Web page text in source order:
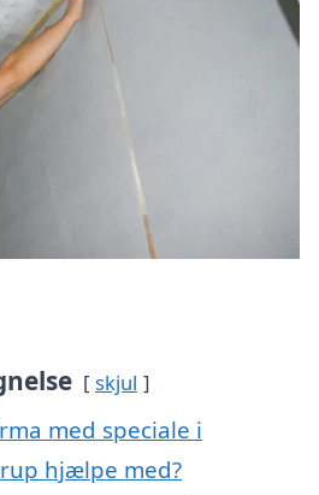
skjul
med speciale i
hjælpe med?